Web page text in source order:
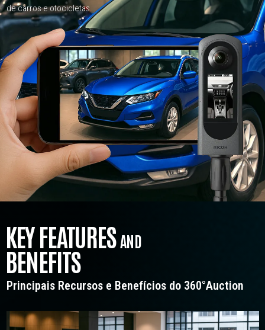
de carros e otocicletas.
KEY FEATURES AND
BENEFITS
Principais Recursos e Benefícios do 360°Auction